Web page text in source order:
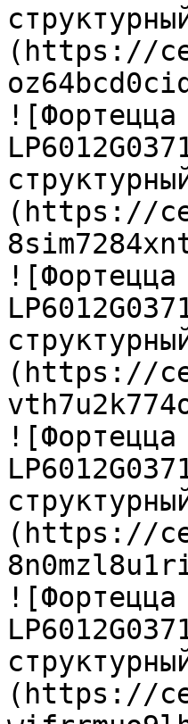
(https://
![Фортецца
(https://
![Фортецца
(https://
![Фортецца
(https://
![Фортецца
(https://